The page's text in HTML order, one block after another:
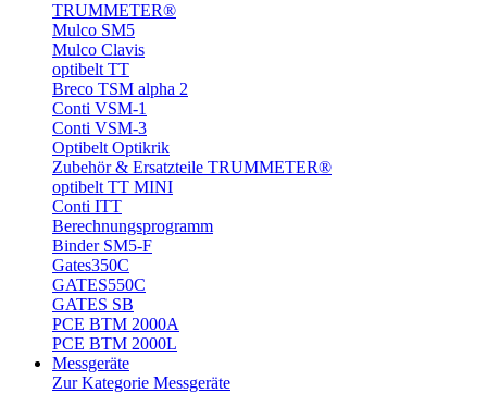
TRUMMETER®
Mulco SM5
Mulco Clavis
optibelt TT
Breco TSM alpha 2
Conti VSM-1
Conti VSM-3
Optibelt Optikrik
Zubehör & Ersatzteile TRUMMETER®
optibelt TT MINI
Conti ITT
Berechnungsprogramm
Binder SM5-F
Gates350C
GATES550C
GATES SB
PCE BTM 2000A
PCE BTM 2000L
Messgeräte
Zur Kategorie Messgeräte